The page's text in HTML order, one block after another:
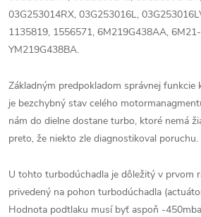
03G253014RX, 03G253016L,
1135819, 1556571, 6M219G438AA,
YM219G438BA.
Základným predpokladom správnej funkcie
je bezchybný stav celého
nám do dielne dostane turbo, ktoré nemá
preto, že niekto zle diagnostikoval poruchu.
U tohto turbodúchadla je dôležitý v prvom
privedený na pohon turbodúchadla
Hodnota podtlaku musí byť aspoň -